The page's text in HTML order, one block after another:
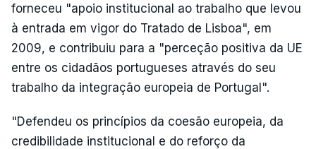
forneceu "apoio institucional ao trabalho que levou
à entrada em vigor do Tratado de Lisboa", em
2009, e contribuiu para a "perceção positiva da UE
entre os cidadãos portugueses através do seu
trabalho da integração europeia de Portugal".
"Defendeu os princípios da coesão europeia, da
credibilidade institucional e do reforço da